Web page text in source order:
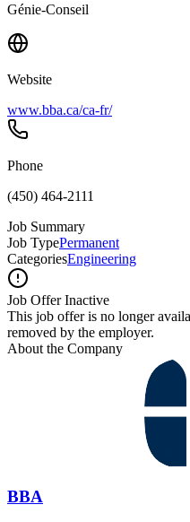
Génie-Conseil
Website
www.bba.ca/ca-fr/
Phone
(450) 464-2111
Job Summary
Job TypePermanent
CategoriesEngineering
Job Offer Inactive
This job offer is no longer
removed by the employer.
About the Company
BBA